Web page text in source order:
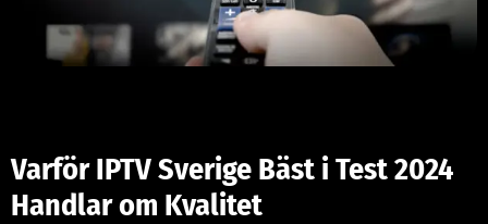
Varför IPTV Sverige Bäst i Test 2024
Handlar om Kvalitet